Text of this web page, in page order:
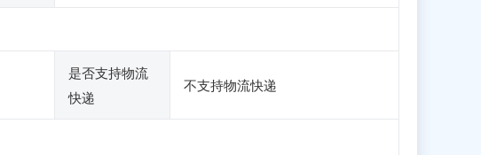
是否支持物流
快递
不支持物流快递